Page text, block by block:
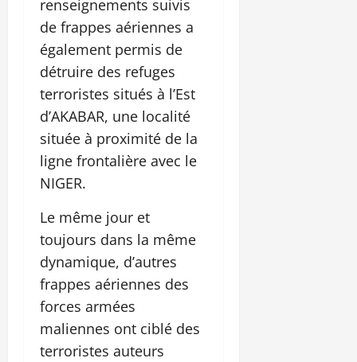
renseignements suivis
de frappes aériennes a
également permis de
détruire des refuges
terroristes situés à l’Est
d’AKABAR, une localité
située à proximité de la
ligne frontalière avec le
NIGER.
Le même jour et
toujours dans la même
dynamique, d’autres
frappes aériennes des
forces armées
maliennes ont ciblé des
terroristes auteurs